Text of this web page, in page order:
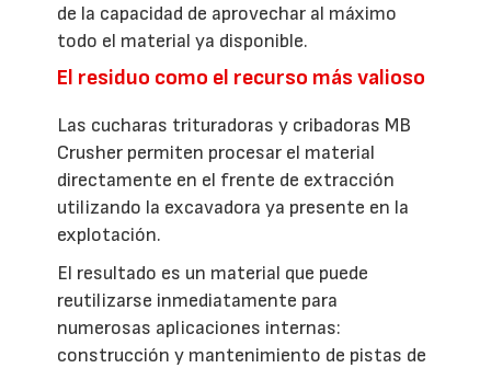
de la capacidad de aprovechar al máximo
todo el material ya disponible.
El residuo como el recurso más valioso
Las cucharas trituradoras y cribadoras MB
Crusher permiten procesar el material
directamente en el frente de extracción
utilizando la excavadora ya presente en la
explotación.
El resultado es un material que puede
reutilizarse inmediatamente para
numerosas aplicaciones internas:
construcción y mantenimiento de pistas de